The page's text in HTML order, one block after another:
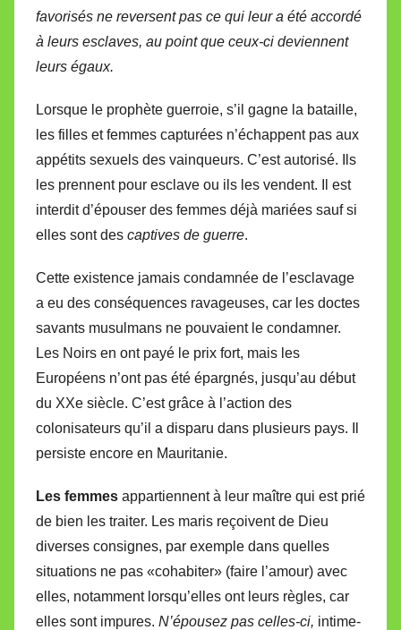
favorisés ne reversent pas ce qui leur a été accordé
à leurs esclaves, au point que ceux-ci deviennent
leurs égaux.
Lorsque le prophète guerroie, s’il gagne la bataille,
les filles et femmes capturées n’échappent pas aux
appétits sexuels des vainqueurs. C’est autorisé. Ils
les prennent pour esclave ou ils les vendent. Il est
interdit d’épouser des femmes déjà mariées sauf si
elles sont des captives de guerre.
Cette existence jamais condamnée de l’esclavage
a eu des conséquences ravageuses, car les doctes
savants musulmans ne pouvaient le condamner.
Les Noirs en ont payé le prix fort, mais les
Européens n’ont pas été épargnés, jusqu’au début
du XXe siècle. C’est grâce à l’action des
colonisateurs qu’il a disparu dans plusieurs pays. Il
persiste encore en Mauritanie.
Les femmes appartiennent à leur maître qui est prié
de bien les traiter. Les maris reçoivent de Dieu
diverses consignes, par exemple dans quelles
situations ne pas «cohabiter» (faire l’amour) avec
elles, notamment lorsqu’elles ont leurs règles, car
elles sont impures. N’épousez pas celles-ci, intime-